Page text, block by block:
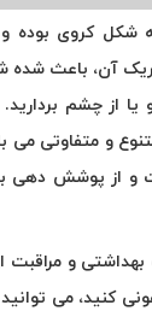
شکل کروی بوده
آن، باعث شده
از چشم
و متفاوتی
از پوشش دهی
و مراقبت
کنید، می